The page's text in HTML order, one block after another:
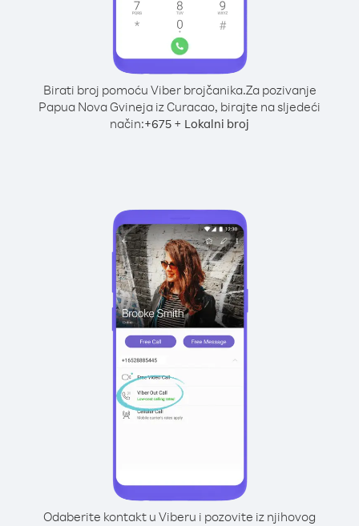
Birati broj pomoću Viber brojčanika.Za pozivanje
Papua Nova Gvineja iz Curacao, birajte na sljedeći
način:+675 + Lokalni broj
Odaberite kontakt u Viberu i pozovite iz njihovog